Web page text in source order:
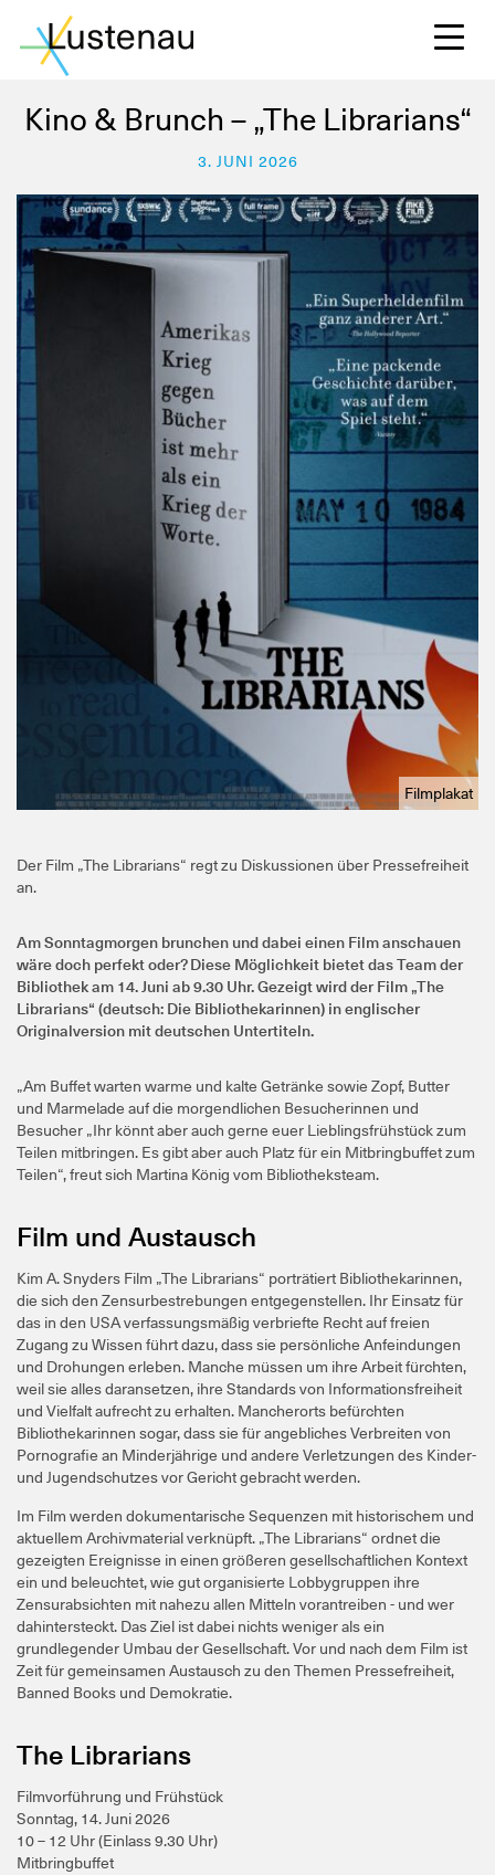
Kino & Brunch – „The Librarians“
3. JUNI 2026
Filmplakat
Der Film „The Librarians“ regt zu Diskussionen über Pressefreiheit
an.
Am Sonntagmorgen brunchen und dabei einen Film anschauen
wäre doch perfekt oder? Diese Möglichkeit bietet das Team der
Bibliothek am 14. Juni ab 9.30 Uhr. Gezeigt wird der Film „The
Librarians“ (deutsch: Die Bibliothekarinnen) in englischer
Originalversion mit deutschen Untertiteln.
„Am Buffet warten warme und kalte Getränke sowie Zopf, Butter
und Marmelade auf die morgendlichen Besucherinnen und
Besucher „Ihr könnt aber auch gerne euer Lieblingsfrühstück zum
Teilen mitbringen. Es gibt aber auch Platz für ein Mitbringbuffet zum
Teilen“, freut sich Martina König vom Bibliotheksteam.
Film und Austausch
Kim A. Snyders Film „The Librarians“ porträtiert Bibliothekarinnen,
die sich den Zensurbestrebungen entgegenstellen. Ihr Einsatz für
das in den USA verfassungsmäßig verbriefte Recht auf freien
Zugang zu Wissen führt dazu, dass sie persönliche Anfeindungen
und Drohungen erleben. Manche müssen um ihre Arbeit fürchten,
weil sie alles daransetzen, ihre Standards von Informationsfreiheit
und Vielfalt aufrecht zu erhalten. Mancherorts befürchten
Bibliothekarinnen sogar, dass sie für angebliches Verbreiten von
Pornografie an Minderjährige und andere Verletzungen des Kinder-
und Jugendschutzes vor Gericht gebracht werden.
Im Film werden dokumentarische Sequenzen mit historischem und
aktuellem Archivmaterial verknüpft. „The Librarians“ ordnet die
gezeigten Ereignisse in einen größeren gesellschaftlichen Kontext
ein und beleuchtet, wie gut organisierte Lobbygruppen ihre
Zensurabsichten mit nahezu allen Mitteln vorantreiben - und wer
dahintersteckt. Das Ziel ist dabei nichts weniger als ein
grundlegender Umbau der Gesellschaft. Vor und nach dem Film ist
Zeit für gemeinsamen Austausch zu den Themen Pressefreiheit,
Banned Books und Demokratie.
The Librarians
Filmvorführung und Frühstück
Sonntag, 14. Juni 2026
10 – 12 Uhr (Einlass 9.30 Uhr)
Mitbringbuffet